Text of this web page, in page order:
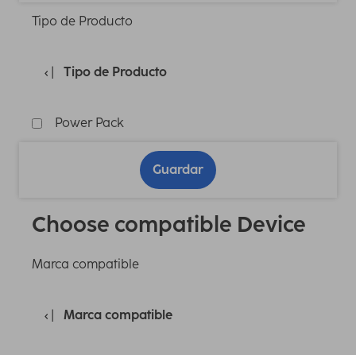
Tipo de Producto
Tipo de Producto
Power Pack
Guardar
Choose compatible Device
Marca compatible
Marca compatible